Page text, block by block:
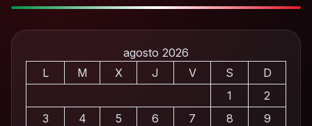
agosto 2026
L
M X J V S
D
1
2
3
4 5 6 7 8
9